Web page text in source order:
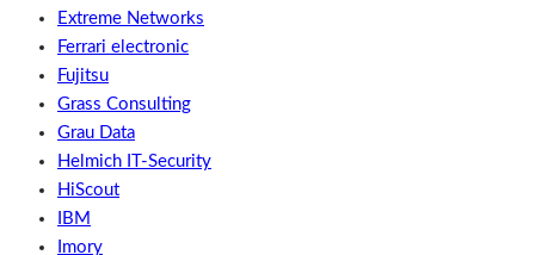
Extreme Networks
Ferrari electronic
Fujitsu
Grass Consulting
Grau Data
Helmich IT-Security
HiScout
IBM
Imory